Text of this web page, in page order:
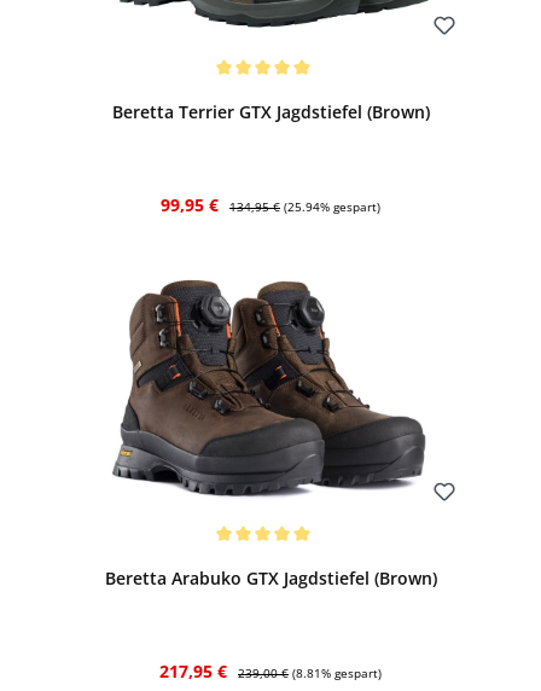
Beretta Terrier GTX Jagdstiefel (Brown)
Verkaufspreis:
99,95 € Regulärer Preis:
134,95 € (25.94% gespart)
Beretta Arabuko GTX Jagdstiefel (Brown)
Verkaufspreis:
217,95 € Regulärer Preis:
239,00 € (8.81% gespart)